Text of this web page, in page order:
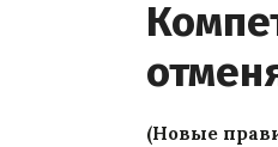
(Новые